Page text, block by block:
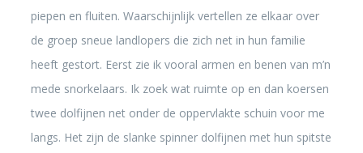
piepen en fluiten. Waarschijnlijk vertellen ze elkaar over
de groep sneue landlopers die zich net in hun familie
heeft gestort. Eerst zie ik vooral armen en benen van m’n
mede snorkelaars. Ik zoek wat ruimte op en dan koersen
twee dolfijnen net onder de oppervlakte schuin voor me
langs. Het zijn de slanke spinner dolfijnen met hun spitste